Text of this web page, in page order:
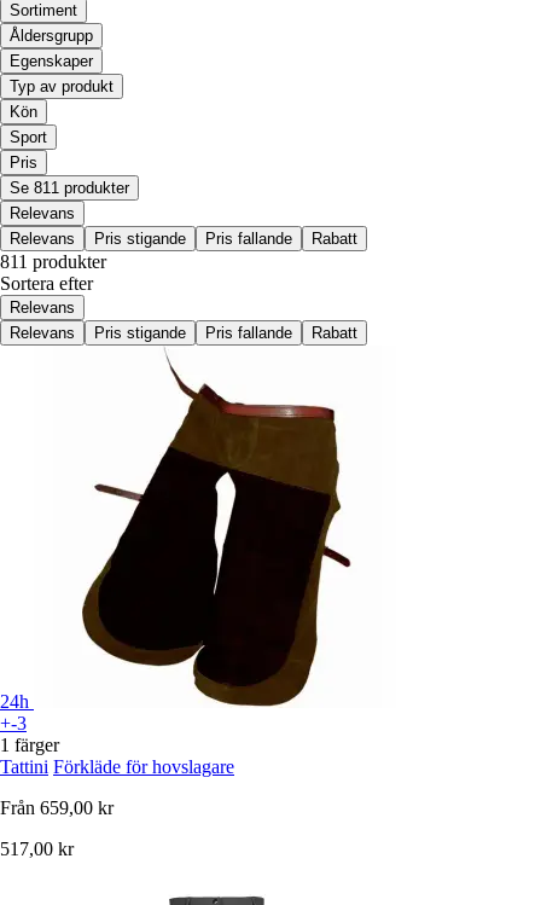
Sortiment
Åldersgrupp
Egenskaper
Typ av produkt
Kön
Sport
Pris
Se 811 produkter
Relevans
Relevans
Pris stigande Pris fallande Rabatt
811 produkter
Sortera efter
Relevans
Relevans
Pris stigande Pris fallande Rabatt
24h
+-3
1 färger
Tattini Förkläde för hovslagare
Från 659,00 kr
517,00 kr